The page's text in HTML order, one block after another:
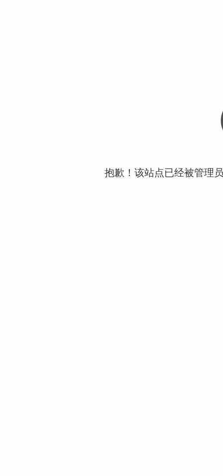
抱歉！该站点已经被管理